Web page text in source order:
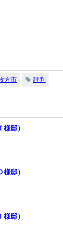
方市 評判
様邸）
様邸）
様邸）